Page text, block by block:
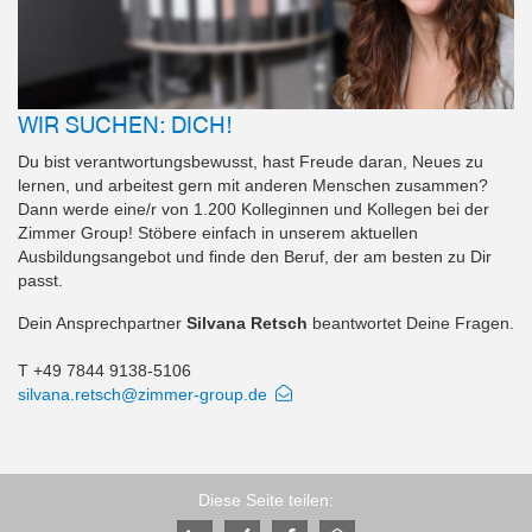
WIR SUCHEN: DICH!
Du bist verantwortungsbewusst, hast Freude daran, Neues zu
lernen, und arbeitest gern mit anderen Menschen zusammen?
Dann werde eine/r von 1.200 Kolleginnen und Kollegen bei der
Zimmer Group! Stöbere einfach in unserem aktuellen
Ausbildungsangebot und finde den Beruf, der am besten zu Dir
passt.
Dein Ansprechpartner Silvana Retsch beantwortet Deine Fragen.
T +49 7844 9138-5106
silvana.retsch@zimmer-group.de
Diese Seite teilen: